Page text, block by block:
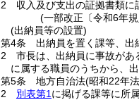
2
収入及び支出の証拠書類に
(一部改正〔令和6年
(出納員等の設置)
第4条
出納員を置く課等、出
2
市長は、出納員に事故があ
に属する職員のうちから、
第5条
地方自治法(昭和22年
2
別表第1 に掲げる課等に所